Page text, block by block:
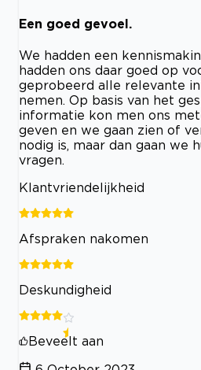
Een goed gevoel.
We hadden een
hadden ons daar goed op
geprobeerd alle relevante
nemen. Op basis van het
informatie kon men ons
geven en we gaan zien of
nodig is, maar dan gaan we
vragen.
Klantvriendelijkheid
Afspraken nakomen
Deskundigheid
Beveelt aan